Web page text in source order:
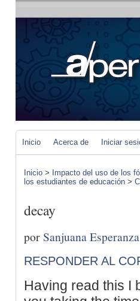
Inicio Acerca de Iniciar
Inicio > Impacto del uso de los
los estudiantes de educación >
decay
porSanjuana Esperanza
RESPONDER AL
Having read this I